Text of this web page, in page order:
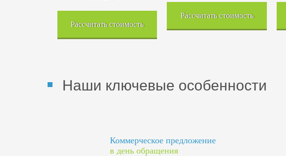
Рассчитать стоимость
Рассчитать стоимость
Наши ключевые особенности
Коммерческое предложение
в день обращения